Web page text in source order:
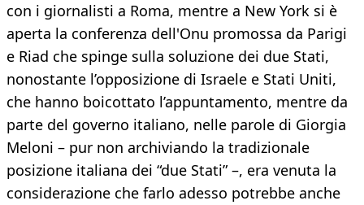
con i giornalisti a Roma, mentre a New York si è
aperta la conferenza dell'Onu promossa da Parigi
e Riad che spinge sulla soluzione dei due Stati,
nonostante l’opposizione di Israele e Stati Uniti,
che hanno boicottato l’appuntamento, mentre da
parte del governo italiano, nelle parole di Giorgia
Meloni – pur non archiviando la tradizionale
posizione italiana dei “due Stati” –, era venuta la
considerazione che farlo adesso potrebbe anche